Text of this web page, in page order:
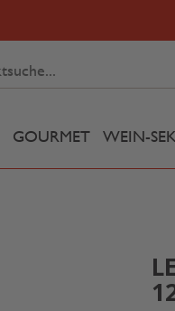
GOURMET WEIN-